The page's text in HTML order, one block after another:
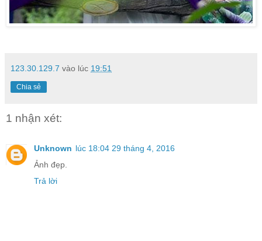
123.30.129.7 vào lúc 19:51
Chia sẻ
1 nhận xét:
Unknown lúc 18:04 29 tháng 4, 2016
Ảnh đẹp.
Trả lời